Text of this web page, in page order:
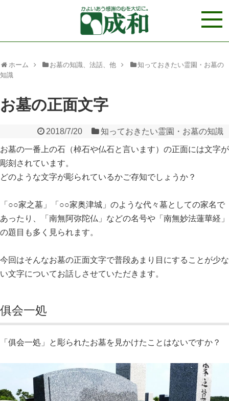
ホーム お墓の知識、法話、他
知っておきたい霊園・お墓の
知識
お墓の正面文字
2018/7/20 知っておきたい霊園・お墓の知識
お墓の一番上の石（棹石や仏石と言います）の正面には文字が
彫刻されています。
どのような文字が彫られているかご存知でしょうか？
「○○家之墓」「○○家奥津城」のような代々墓としての家名で
あったり、「南無阿弥陀仏」などの名号や「南無妙法蓮華経」
の題目も多く見られます。
今回はそんなお墓の正面文字で普段あまり目にすることが少な
い文字についてお話しさせていただきます。
俱会一処
「俱会一処」と彫られたお墓を見かけたことはないですか？